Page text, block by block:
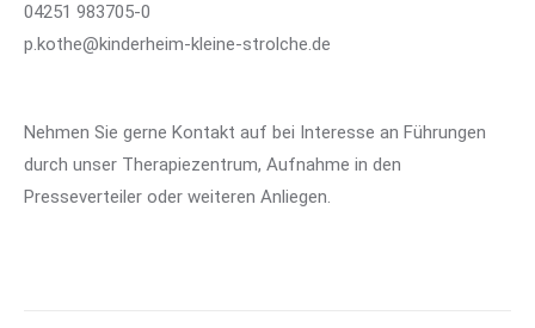
04251 983705-0
p.kothe@kinderheim-kleine-strolche.de
Nehmen Sie gerne Kontakt auf bei Interesse an Führungen
durch unser Therapiezentrum, Aufnahme in den
Presseverteiler oder weiteren Anliegen.